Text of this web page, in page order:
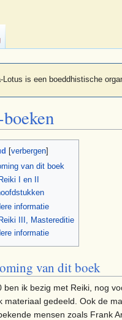
Lotus is een boeddhistische
van dit boek
I en II
informatie
III, Mastereditie
informatie
van dit boek
ben ik bezig met Reiki, nog
materiaal gedeeld. Ook de
mensen zoals Frank